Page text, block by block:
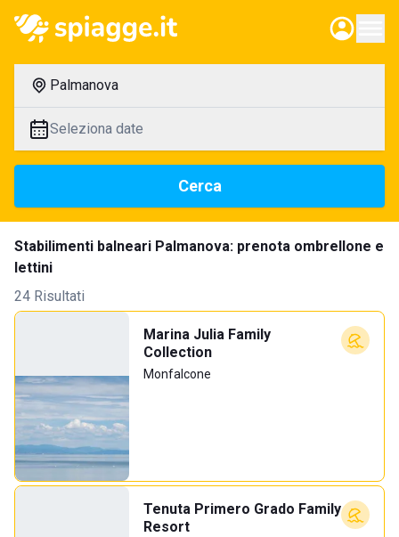
Palmanova
Seleziona date
Cerca
Stabilimenti balneari Palmanova: prenota ombrellone e
lettini
24 Risultati
Marina Julia Family
Collection
Monfalcone
Tenuta Primero Grado Family
Resort